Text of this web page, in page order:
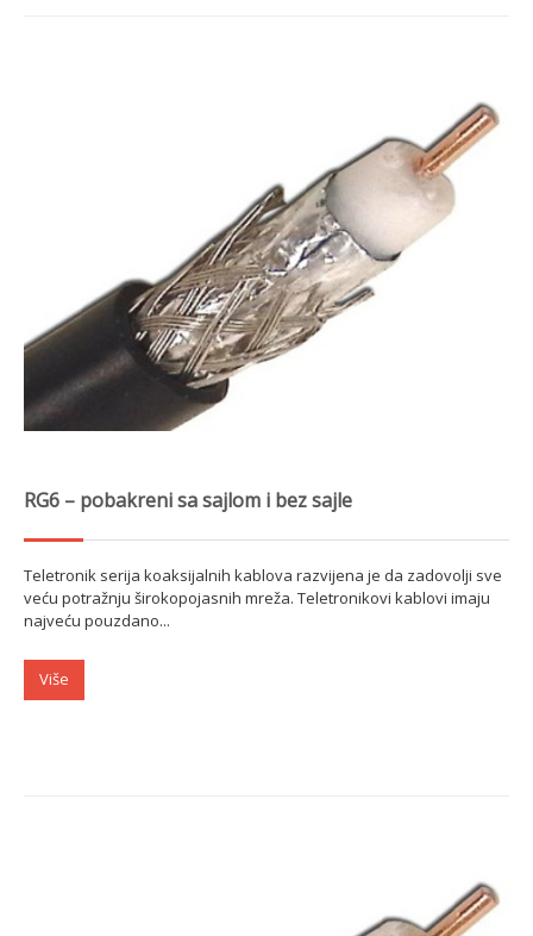
RG6 – pobakreni sa sajlom i bez sajle
Teletronik serija koaksijalnih kablova razvijena je da zadovolji sve
veću potražnju širokopojasnih mreža. Teletronikovi kablovi imaju
najveću pouzdano...
Više